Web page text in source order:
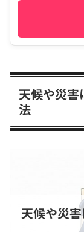
天候や災害
法
天候や災